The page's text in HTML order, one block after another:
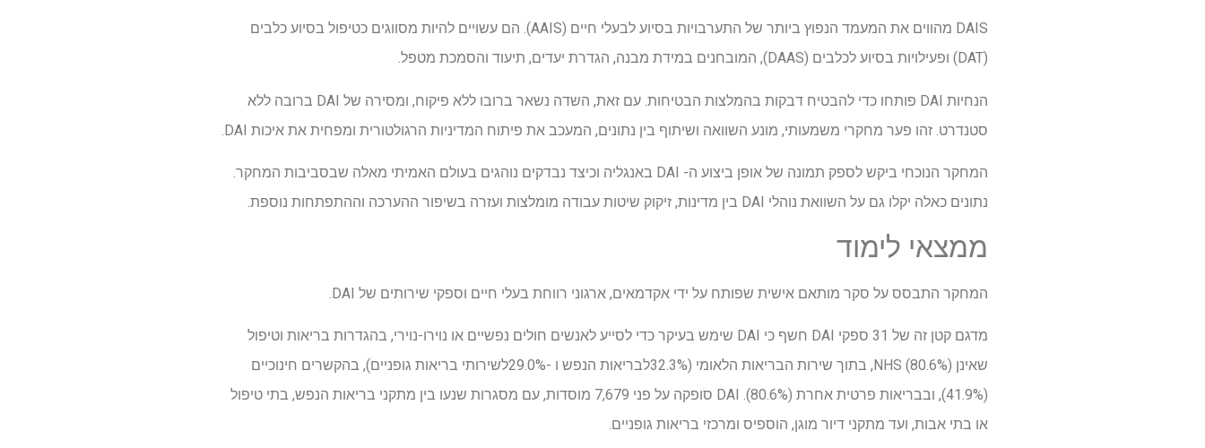
DAIS מהווים את המעמד הנפוץ ביותר של התערבויות בסיוע לבעלי חיים (AAIS). הם עשויים להיות מסווגים כטיפול בסיוע כלבים
(DAT) ופעילויות בסיוע לכלבים (DAAS), המובחנים במידת מבנה, הגדרת יעדים, תיעוד והסמכת מטפל.
הנחיות DAI פותחו כדי להבטיח דבקות בהמלצות הבטיחות. עם זאת, השדה נשאר ברובו ללא פיקוח, ומסירה של DAI ברובה ללא
סטנדרט. זהו פער מחקרי משמעותי, מונע השוואה ושיתוף בין נתונים, המעכב את פיתוח המדיניות הרגולטורית ומפחית את איכות DAI.
המחקר הנוכחי ביקש לספק תמונה של אופן ביצוע ה- DAI באנגליה וכיצד נבדקים נוהגים בעולם האמיתי מאלה שבסביבות המחקר.
נתונים כאלה יקלו גם על השוואת נוהלי DAI בין מדינות, זיקוק שיטות עבודה מומלצות ועזרה בשיפור ההערכה וההתפתחות נוספת.
ממצאי לימוד
המחקר התבסס על סקר מותאם אישית שפותח על ידי אקדמאים, ארגוני רווחת בעלי חיים וספקי שירותים של DAI.
מדגם קטן זה של 31 ספקי DAI חשף כי DAI שימש בעיקר כדי לסייע לאנשים חולים נפשיים או נוירו-נוירי, בהגדרות בריאות וטיפול
שאינן NHS (80.6%), בתוך שירות הבריאות הלאומי (32.3%לבריאות הנפש ו -29.0%לשירותי בריאות גופניים), בהקשרים חינוכיים
(41.9%), ובבריאות פרטית אחרת (80.6%). DAI סופקה על פני 7,679 מוסדות, עם מסגרות שנעו בין מתקני בריאות הנפש, בתי טיפול
או בתי אבות, ועד מתקני דיור מוגן, הוספיס ומרכזי בריאות גופניים.